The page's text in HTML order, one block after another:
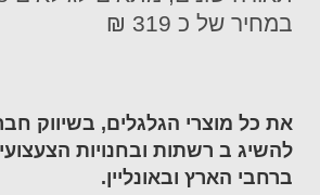
במחיר של כ 319 ₪
את כל מוצרי הגלגלים, בשיווק
להשיג ב רשתות ובחנויות
ברחבי הארץ ובאונליין.